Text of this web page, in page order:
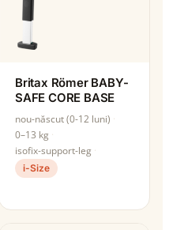
Britax Römer BABY-
SAFE CORE BASE
nou-născut (0-12 luni)
0–13 kg
isofix-support-leg
i-Size